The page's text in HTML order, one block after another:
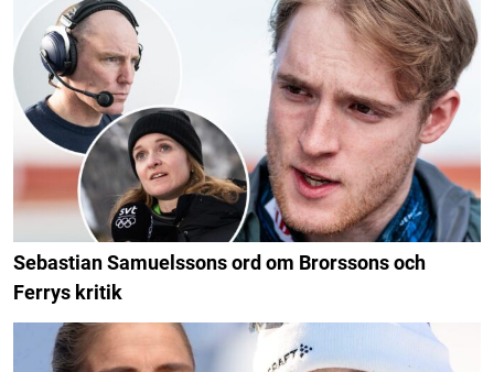
Sebastian Samuelssons ord om Brorssons och
Ferrys kritik